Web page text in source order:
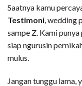
Saatnya kamu
Testimoni, wedding
sampe Z. Kami
siap ngurusin
mulus.
Jangan tunggu lama,